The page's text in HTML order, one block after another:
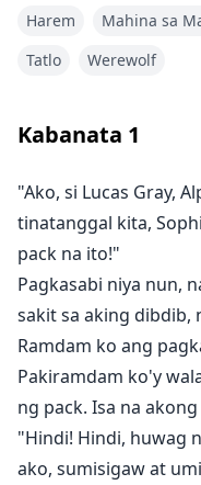
Akala ni Sophia na
isang dakilang
Dalawang araw
nailigtas siya ng mga
Dinala si Sophia sa
mate niya ang
na tatanggihan siya
omega at rogue.
lang siya tinanggap
maghihiganti sa
nila sa kanya...
Harem
Mahina sa
Tatlo
Werewolf
Kabanata 1
"Ako, si Lucas Gray,
tinatanggal kita,
pack na ito!"
Pagkasabi niya nun,
sakit sa aking dibdib,
Ramdam ko ang
Pakiramdam ko'y
ng pack. Isa na
"Hindi! Hindi, huwag
ako, sumisigaw at